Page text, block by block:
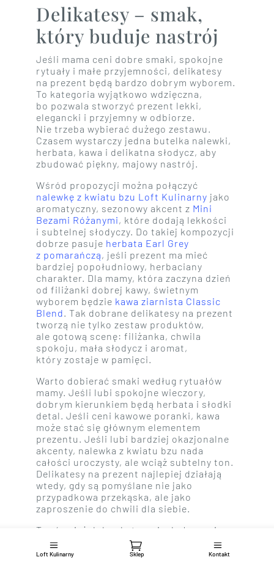
Loft Kulinarny Sklep Kontakt
Delikatesy – smak,
który buduje nastrój
Jeśli mama ceni dobre smaki, spokojne
rytuały i małe przyjemności, delikatesy
na prezent będą bardzo dobrym wyborem.
To kategoria wyjątkowo wdzięczna,
bo pozwala stworzyć prezent lekki,
elegancki i przyjemny w odbiorze.
Nie trzeba wybierać dużego zestawu.
Czasem wystarczy jedna butelka nalewki,
herbata, kawa i delikatna słodycz, aby
zbudować piękny, majowy nastrój.
Wśród propozycji można połączyć
nalewkę z kwiatu bzu Loft Kulinarny jako
aromatyczny, sezonowy akcent z Mini
Bezami Różanymi , które dodają lekkości
i subtelnej słodyczy. Do takiej kompozycji
dobrze pasuje herbata Earl Grey
z pomarańczą , jeśli prezent ma mieć
bardziej popołudniowy, herbaciany
charakter. Dla mamy, która zaczyna dzień
od filiżanki dobrej kawy, świetnym
wyborem będzie kawa ziarnista Classic
Blend . Tak dobrane delikatesy na prezent
tworzą nie tylko zestaw produktów,
ale gotową scenę: filiżanka, chwila
spokoju, mała słodycz i aromat,
który zostaje w pamięci.
Warto dobierać smaki według rytuałów
mamy. Jeśli lubi spokojne wieczory,
dobrym kierunkiem będą herbata i słodki
detal. Jeśli ceni kawowe poranki, kawa
może stać się głównym elementem
prezentu. Jeśli lubi bardziej okazjonalne
akcenty, nalewka z kwiatu bzu nada
całości uroczysty, ale wciąż subtelny ton.
Delikatesy na prezent najlepiej działają
wtedy, gdy są pomyślane nie jako
przypadkowa przekąska, ale jako
zaproszenie do chwili dla siebie.
To również dobra kategoria do łączenia
z ceramiką lub sztuką użytkową. Kawa
plus podkładka pod kubek tworzą mały